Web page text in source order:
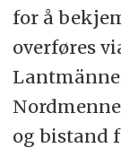
for å
overføres
og bistand